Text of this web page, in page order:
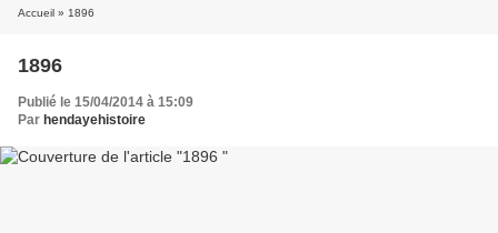
Accueil » 1896
1896
Publié le 15/04/2014 à 15:09
Par hendayehistoire